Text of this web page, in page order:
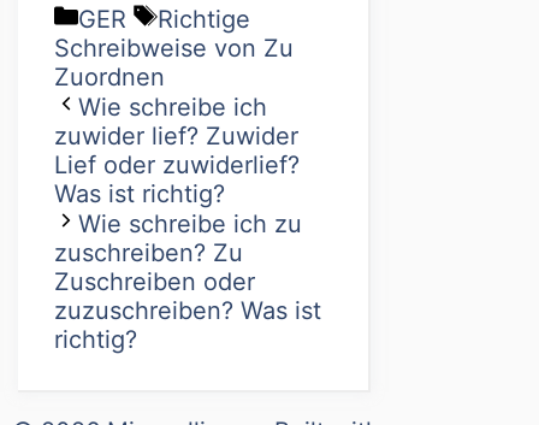
GER
Richtige
Schreibweise von Zu
Zuordnen
Wie schreibe ich
zuwider lief? Zuwider
Lief oder zuwiderlief?
Was ist richtig?
Wie schreibe ich zu
zuschreiben? Zu
Zuschreiben oder
zuzuschreiben? Was ist
richtig?